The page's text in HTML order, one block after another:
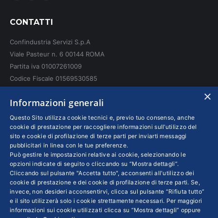
opens
new
window
opens
window
opens
window
CONTATTI
Confindustria Servizi S.p.A
Viale Pasteur n. 6 00144 ROMA
Partita iva 01007261009
Codice Fiscale 01569530585
INFO LEGALI
Colophon editoriali
Disclaimer
Privacy
Coordinate Bancarie
×
Informazioni generali
Questo Sito utilizza cookie tecnici e, previo tuo consenso, anche
cookie di prestazione per raccogliere informazioni sull’utilizzo del
sito e cookie di profilazione di terze parti per inviarti messaggi
pubblicitari in linea con le tue preferenze.
Può gestire le impostazioni relative ai cookie, selezionando le
opzioni indicate di seguito o cliccando su “Mostra dettagli”.
Cliccando sul pulsante "Accetta tutto", acconsenti all'utilizzo dei
cookie di prestazione e dei cookie di profilazione di terze parti. Se,
invece, non desideri acconsentirvi, clicca sul pulsante “Rifiuta tutto”
e il sito utilizzerà solo i cookie strettamente necessari. Per maggiori
informazioni sui cookie utilizzati clicca su “Mostra dettagli” oppure